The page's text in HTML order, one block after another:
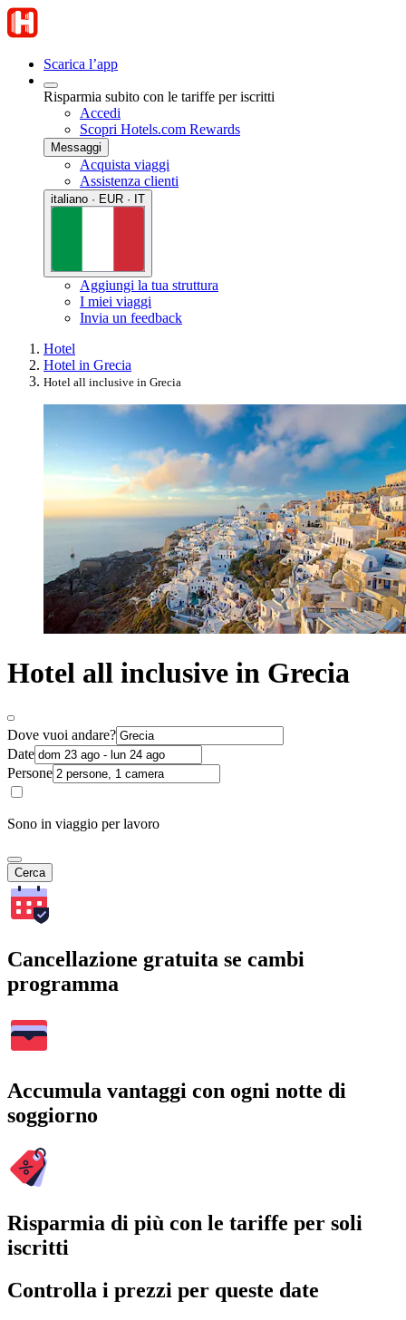
Scarica l’app
Risparmia subito con le tariffe per iscritti
Accedi
Scopri Hotels.com Rewards
Messaggi
Acquista viaggi
Assistenza clienti
italiano · EUR · IT
Aggiungi la tua struttura
I miei viaggi
Invia un feedback
Hotel
Hotel in Grecia
Hotel all inclusive in Grecia
Hotel all inclusive in Grecia
Dove vuoi andare?
Date
Persone
Sono in viaggio per lavoro
Cerca
Cancellazione gratuita se cambi
programma
Accumula vantaggi con ogni notte di
soggiorno
Risparmia di più con le tariffe per soli
iscritti
Controlla i prezzi per queste date